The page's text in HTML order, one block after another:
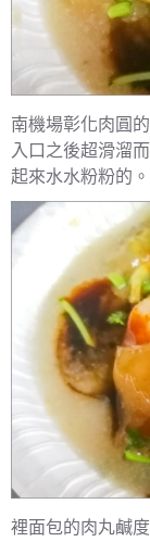
南機場彰化肉圓
入口之後超滑溜
起來水水粉粉的。
裡面包的肉丸鹹